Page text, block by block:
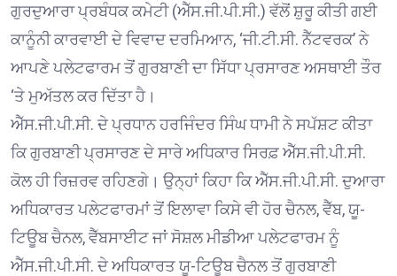
ਗੁਰਦੁਆਰਾ ਪ੍ਰਬੰਧਕ ਕਮੇਟੀ (ਐੱਸ.ਜੀ.ਪੀ.ਸੀ.) ਵੱਲੋਂ ਸ਼ੁਰੂ ਕੀਤੀ ਗਈ
ਕਾਨੂੰਨੀ ਕਾਰਵਾਈ ਦੇ ਵਿਵਾਦ ਦਰਮਿਆਨ, ‘ਜੀ.ਟੀ.ਸੀ. ਨੈੱਟਵਰਕ’ ਨੇ
ਆਪਣੇ ਪਲੇਟਫਾਰਮ ਤੋਂ ਗੁਰਬਾਣੀ ਦਾ ਸਿੱਧਾ ਪ੍ਰਸਾਰਣ ਅਸਥਾਈ ਤੌਰ
‘ਤੇ ਮੁਅੱਤਲ ਕਰ ਦਿੱਤਾ ਹੈ।
ਐੱਸ.ਜੀ.ਪੀ.ਸੀ. ਦੇ ਪ੍ਰਧਾਨ ਹਰਜਿੰਦਰ ਸਿੰਘ ਧਾਮੀ ਨੇ ਸਪੱਸ਼ਟ ਕੀਤਾ
ਕਿ ਗੁਰਬਾਣੀ ਪ੍ਰਸਾਰਣ ਦੇ ਸਾਰੇ ਅਧਿਕਾਰ ਸਿਰਫ਼ ਐੱਸ.ਜੀ.ਪੀ.ਸੀ.
ਕੋਲ ਹੀ ਰਿਜ਼ਰਵ ਰਹਿਣਗੇ। ਉਨ੍ਹਾਂ ਕਿਹਾ ਕਿ ਐੱਸ.ਜੀ.ਪੀ.ਸੀ. ਦੁਆਰਾ
ਅਧਿਕਾਰਤ ਪਲੇਟਫਾਰਮਾਂ ਤੋਂ ਇਲਾਵਾ ਕਿਸੇ ਵੀ ਹੋਰ ਚੈਨਲ, ਵੈੱਬ, ਯੂ-
ਟਿਊਬ ਚੈਨਲ, ਵੈੱਬਸਾਈਟ ਜਾਂ ਸੋਸ਼ਲ ਮੀਡੀਆ ਪਲੇਟਫਾਰਮ ਨੂੰ
ਐੱਸ.ਜੀ.ਪੀ.ਸੀ. ਦੇ ਅਧਿਕਾਰਤ ਯੂ-ਟਿਊਬ ਚੈਨਲ ਤੋਂ ਗੁਰਬਾਣੀ